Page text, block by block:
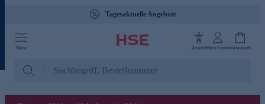
Tagesaktuelle Angebote
Menü AnsichtMein KontoWarenkorb